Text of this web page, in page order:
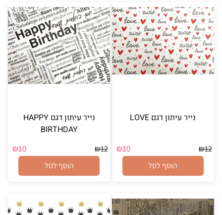
נייר עיתון דגם LOVE
₪12
₪10
הוסף לסל
נייר עיתון דגם HAPPY
BIRTHDAY
₪12
₪10
הוסף לסל